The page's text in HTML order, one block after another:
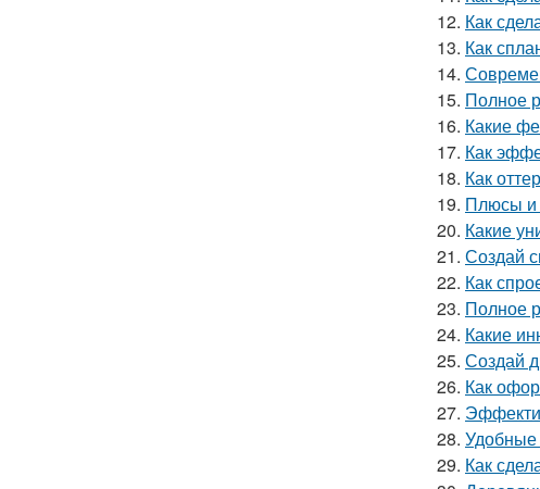
12. Как
13. Как
14.
15. Полное
16. Какие
17. Как
18. Как
19. Плюсы и
20. Какие
21. Создай
22. Как
23. Полное
24. Какие
25. Создай
26. Как
27.
28. Удобные
29. Как